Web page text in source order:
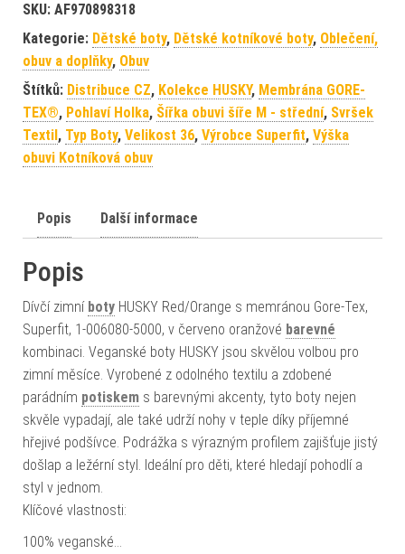
SKU: AF970898318
Kategorie: Dětské boty, Dětské kotníkové boty, Oblečení,
obuv a doplňky, Obuv
Štítků: Distribuce CZ, Kolekce HUSKY, Membrána GORE-
TEX®, Pohlaví Holka, Šířka obuvi šíře M - střední, Svršek
Textil, Typ Boty, Velikost 36, Výrobce Superfit, Výška
obuvi Kotníková obuv
Popis Další informace
Popis
Dívčí zimní boty HUSKY Red/Orange s memránou Gore-Tex,
Superfit, 1-006080-5000, v červeno oranžové barevné
kombinaci. Veganské boty HUSKY jsou skvělou volbou pro
zimní měsíce. Vyrobené z odolného textilu a zdobené
parádním potiskem s barevnými akcenty, tyto boty nejen
skvěle vypadají, ale také udrží nohy v teple díky příjemné
hřejivé podšívce. Podrážka s výrazným profilem zajišťuje jistý
došlap a ležérní styl. Ideální pro děti, které hledají pohodlí a
styl v jednom.
Klíčové vlastnosti:
100% veganské…